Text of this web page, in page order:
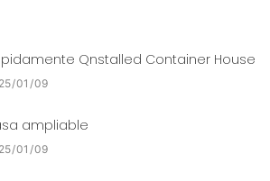
Qnstalled Container House
01 09
ampliable
01 09